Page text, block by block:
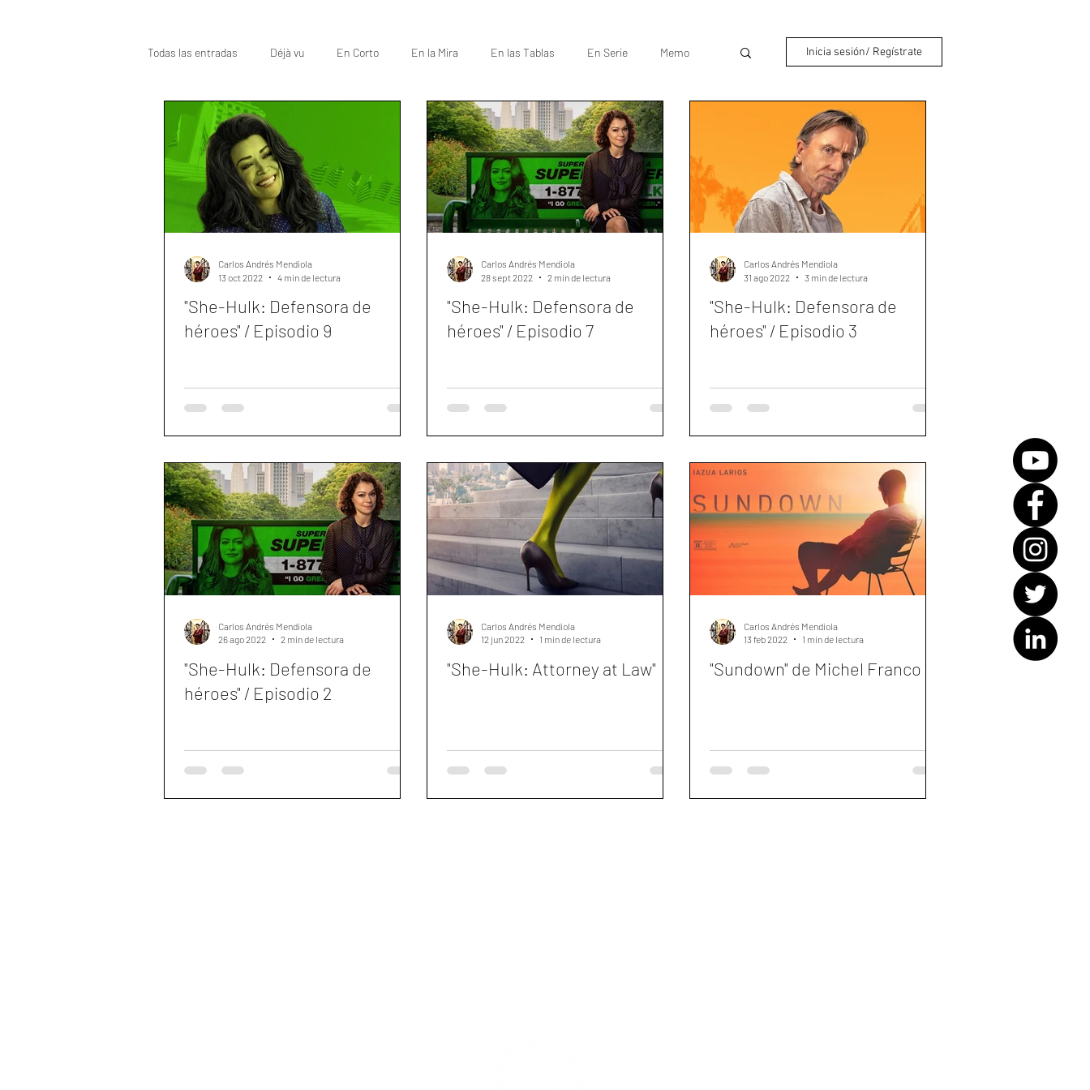
Todas las entradas Déjà vu En Corto En la Mira En las Tablas En Serie Memo
Oscar Top
Inicia sesión/ Regístrate
"She-Hulk: Defensora de
héroes" / Episodio 9
Carlos Andrés Mendiola
13 oct 2022
4 min de lectura
"She-Hulk: Defensora de
héroes" / Episodio 7
Carlos Andrés Mendiola
28 sept 2022
2 min de lectura
"She-Hulk: Defensora de
héroes" / Episodio 3
Carlos Andrés Mendiola
31 ago 2022
3 min de lectura
"She-Hulk: Defensora de
héroes" / Episodio 2
Carlos Andrés Mendiola
26 ago 2022
2 min de lectura
"She-Hulk: Attorney at Law"
Carlos Andrés Mendiola
12 jun 2022
1 min de lectura
"Sundown" de Michel Franco
Carlos Andrés Mendiola
13 feb 2022
1 min de lectura